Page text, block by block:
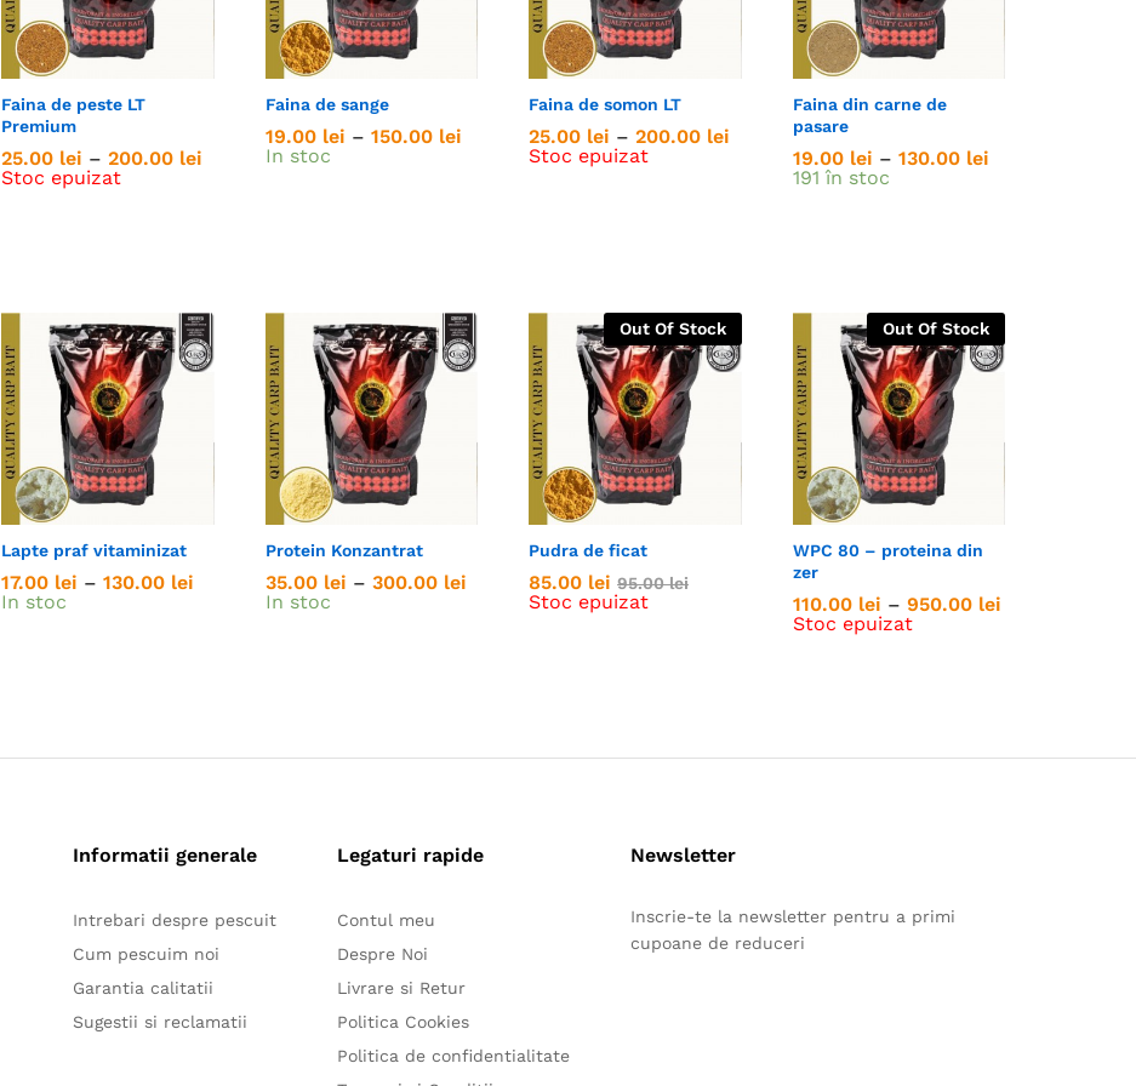
Faina de peste LT
Premium
25.00 lei – 200.00 lei Interval
Stoc epuizat
25.00 lei 200.00 lei
Faina de sange
19.00 lei – 150.00 leiInterval
In stoc
19.00 lei 150.00 lei
Faina de somon LT
25.00 lei – 200.00 lei Interval
prețuri:
Stoc epuizat
25.00 lei 200.00 lei
Faina din carne de
pasare
19.00 lei – 130.00 leiInterval
191 în stoc
19.00 lei 130.00 lei
Lapte praf vitaminizat
17.00 lei – 130.00 lei
In stoc
17.00 lei 130.00 lei
Protein Konzantrat
35.00 lei – 300.00 leiInterval
In stoc
35.00 lei 300.00 lei
Out Of Stock
Pudra de ficat
85.00 lei 95.00lei
Stoc epuizat
85.00 lei 95.00lei
Out Of Stock
WPC 80 – proteina din
zer
110.00 lei – 950.00 leiInterval
Stoc epuizat
110.00 lei 950.00 lei
Informatii generale
Intrebari despre pescuit
Cum pescuim noi
Garantia calitatii
Sugestii si reclamatii
Legaturi rapide
Contul meu
Despre Noi
Livrare si Retur
Politica Cookies
Politica de confidentialitate
Newsletter
Inscrie-te la newsletter pentru a primi
cupoane de reduceri